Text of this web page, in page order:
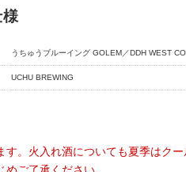
うちゅうブルーイング GOLEM／DDH WEST
UCHU BREWING
。火入れ酒についても夏季はク